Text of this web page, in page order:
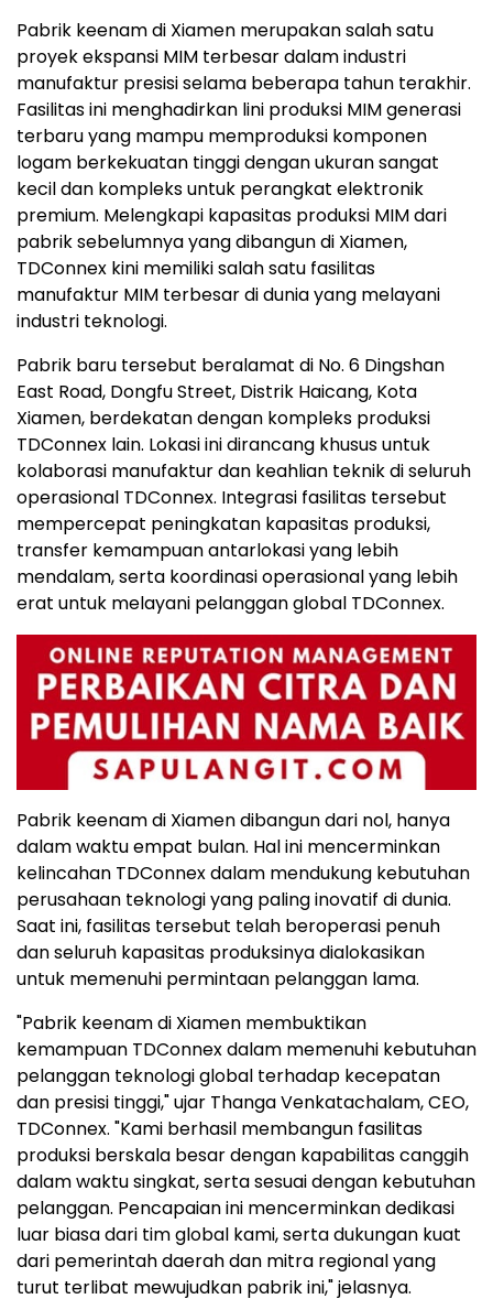
Pabrik keenam di Xiamen merupakan salah satu
proyek ekspansi MIM terbesar dalam industri
manufaktur presisi selama beberapa tahun terakhir.
Fasilitas ini menghadirkan lini produksi MIM generasi
terbaru yang mampu memproduksi komponen
logam berkekuatan tinggi dengan ukuran sangat
kecil dan kompleks untuk perangkat elektronik
premium. Melengkapi kapasitas produksi MIM dari
pabrik sebelumnya yang dibangun di Xiamen,
TDConnex kini memiliki salah satu fasilitas
manufaktur MIM terbesar di dunia yang melayani
industri teknologi.
Pabrik baru tersebut beralamat di No. 6 Dingshan
East Road, Dongfu Street, Distrik Haicang, Kota
Xiamen, berdekatan dengan kompleks produksi
TDConnex lain. Lokasi ini dirancang khusus untuk
kolaborasi manufaktur dan keahlian teknik di seluruh
operasional TDConnex. Integrasi fasilitas tersebut
mempercepat peningkatan kapasitas produksi,
transfer kemampuan antarlokasi yang lebih
mendalam, serta koordinasi operasional yang lebih
erat untuk melayani pelanggan global TDConnex.
Pabrik keenam di Xiamen dibangun dari nol, hanya
dalam waktu empat bulan. Hal ini mencerminkan
kelincahan TDConnex dalam mendukung kebutuhan
perusahaan teknologi yang paling inovatif di dunia.
Saat ini, fasilitas tersebut telah beroperasi penuh
dan seluruh kapasitas produksinya dialokasikan
untuk memenuhi permintaan pelanggan lama.
"Pabrik keenam di Xiamen membuktikan
kemampuan TDConnex dalam memenuhi kebutuhan
pelanggan teknologi global terhadap kecepatan
dan presisi tinggi," ujar Thanga Venkatachalam, CEO,
TDConnex. "Kami berhasil membangun fasilitas
produksi berskala besar dengan kapabilitas canggih
dalam waktu singkat, serta sesuai dengan kebutuhan
pelanggan. Pencapaian ini mencerminkan dedikasi
luar biasa dari tim global kami, serta dukungan kuat
dari pemerintah daerah dan mitra regional yang
turut terlibat mewujudkan pabrik ini," jelasnya.